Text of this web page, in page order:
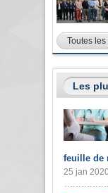
Toutes
Les
feuille de
25 jan